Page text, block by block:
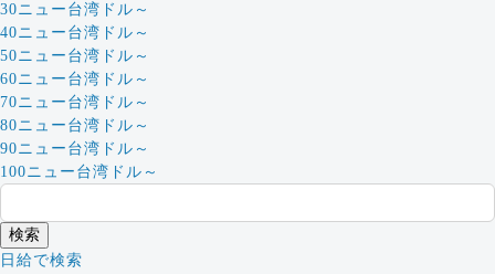
30ニュー台湾ドル～
40ニュー台湾ドル～
50ニュー台湾ドル～
60ニュー台湾ドル～
70ニュー台湾ドル～
80ニュー台湾ドル～
90ニュー台湾ドル～
100ニュー台湾ドル～
日給で検索